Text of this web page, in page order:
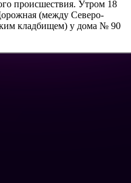
происшествия. Утром 18
(между Северо-
кладбищем) у дома № 90